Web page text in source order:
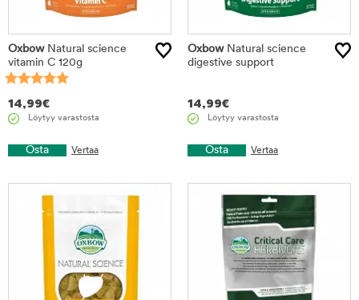
OxbowNatural science
vitamin C 120g
14,99€
Löytyy varastosta
Osta Vertaa
OxbowNatural science
digestive support
14,99€
Löytyy varastosta
Osta Vertaa